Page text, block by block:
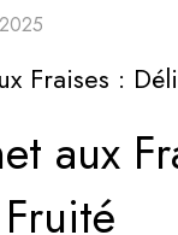
Fraises :
aux